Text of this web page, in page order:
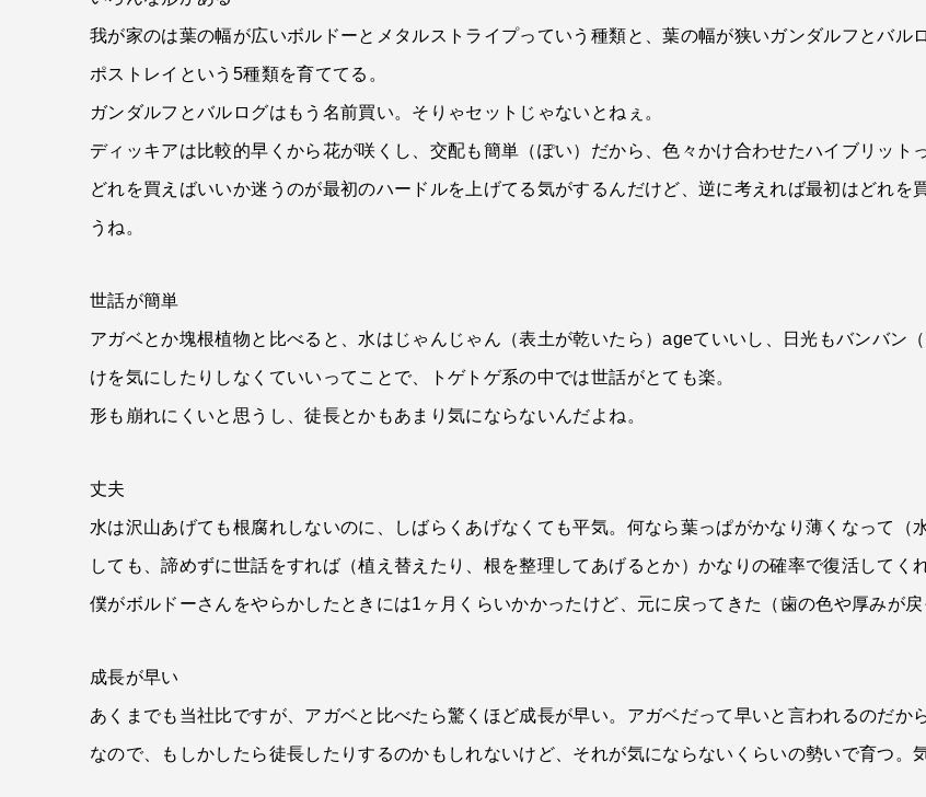
我が家のは葉の幅が広いボルドーとメタルストライプっていう種類と、葉の幅が狭いガンダルフとバル
ポストレイという5種類を育ててる。
ガンダルフとバルログはもう名前買い。そりゃセットじゃないとねぇ。
ディッキアは比較的早くから花が咲くし、交配も簡単（ぽい）だから、色々かけ合わせたハイブリット
どれを買えばいいか迷うのが最初のハードルを上げてる気がするんだけど、逆に考えれば最初はどれ
うね。
世話が簡単
アガベとか塊根植物と比べると、水はじゃんじゃん（表土が乾いたら）ageていいし、日光もバンバン
けを気にしたりしなくていいってことで、トゲトゲ系の中では世話がとても楽。
形も崩れにくいと思うし、徒長とかもあまり気にならないんだよね。
丈夫
水は沢山あげても根腐れしないのに、しばらくあげなくても平気。何なら葉っぱがかなり薄くなって（
しても、諦めずに世話をすれば（植え替えたり、根を整理してあげるとか）かなりの確率で復活してく
僕がボルドーさんをやらかしたときには1ヶ月くらいかかったけど、元に戻ってきた（歯の色や厚みが
成長が早い
あくまでも当社比ですが、アガベと比べたら驚くほど成長が早い。アガベだって早いと言われるのだか
なので、もしかしたら徒長したりするのかもしれないけど、それが気にならないくらいの勢いで育つ。